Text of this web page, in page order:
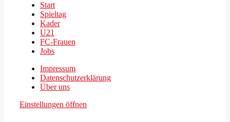
Start
Spieltag
Kader
U21
FC-Frauen
Jobs
Impressum
Datenschutzerklärung
Über uns
Einstellungen öffnen